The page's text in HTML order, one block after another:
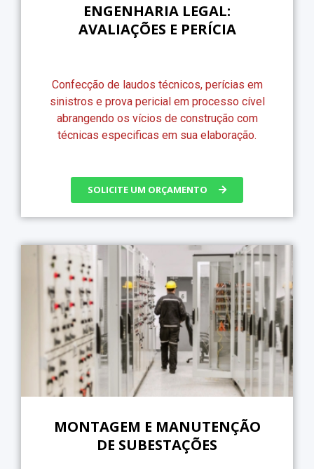
ENGENHARIA LEGAL:
AVALIAÇÕES E PERÍCIA
Confecção de laudos técnicos, perícias em
sinistros e prova pericial em processo cível
abrangendo os vícios de construção com
técnicas especificas em sua elaboração.
SOLICITE UM ORÇAMENTO
MONTAGEM E MANUTENÇÃO
DE SUBESTAÇÕES